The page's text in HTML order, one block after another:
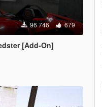
96 746 679
[Add-On]